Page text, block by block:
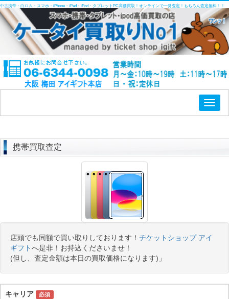
中古携帯・白ロム・スマホ・iPhone・iPad・iPod・タブレットPC高価買取！オンラインで一発査定！もちろん査定無料！！
携帯買取査定
店頭でも同額で買い取りしております！ チケットショップ アイ
ギフトへ是非！お持込くださいませ！
(但し、査定金額は本日の買取価格になります)」
キャリア 必須